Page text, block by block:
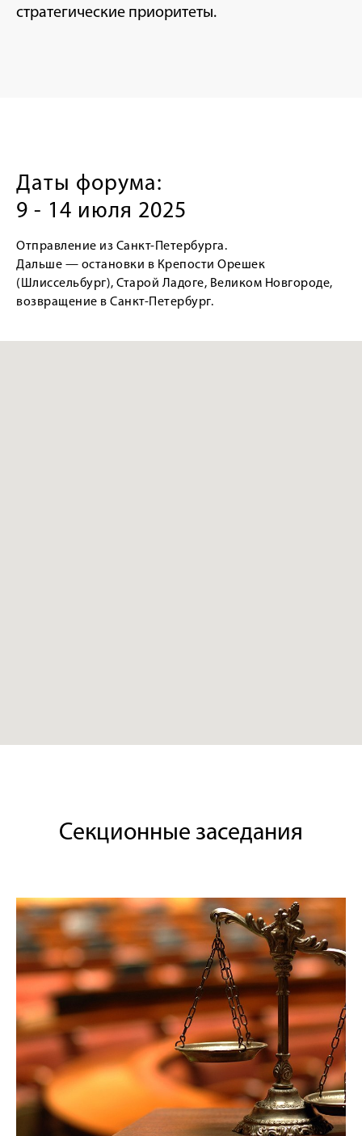
стратегические приоритеты.
Даты форума:
9 - 14 июля 2025
Отправление из Санкт-Петербурга.
Дальше — остановки в Крепости Орешек
(Шлиссельбург), Старой Ладоге, Великом Новгороде,
возвращение в Санкт-Петербург.
Секционные заседания